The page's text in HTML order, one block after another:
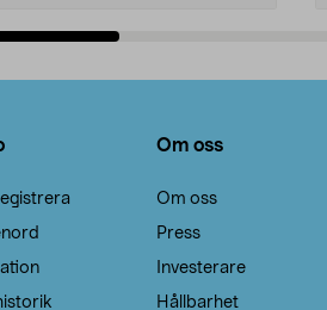
Om oss
Om oss
Press
Investerare
Hållbarhet